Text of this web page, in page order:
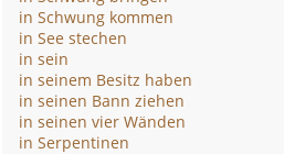
in Schwung kommen
in See stechen
in sein
in seinem Besitz haben
in seinen Bann ziehen
in seinen vier Wänden
in Serpentinen